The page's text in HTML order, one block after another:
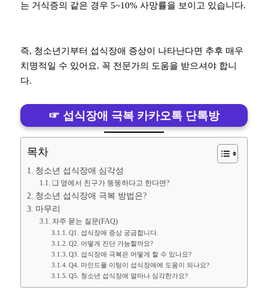
는 거식증의 같은 경우 5~10% 사망률을 보이고 있습니다.
즉, 청소년기부터 섭식장애 증상이 나타난다면 추후 매우
치명적일 수 있어요. 꼭 전문가의 도움을 받으셔야 합니
다.
☞ 섭식장애 극복 카카오톡 단톡방
목차
청소년 섭식장애 심각성
❏ 옆에서 친구가 뚱뚱하다고 한다면?
청소년 섭식장애 극복 방법은?
마무리
자주 묻는 질문(FAQ)
Q1. 섭식장애 증상 궁금합니다.
Q2. 어떻게 진단 가능할까요?
Q3. 섭식장애 극복은 어떻게 할 수 있나요?
Q4. 마인드풀 이팅이 섭식장애에 도움이 되나요?
Q5. 청소년 섭식장애 얼마나 심각한가요?